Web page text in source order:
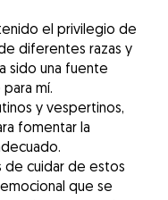
el privilegio de
diferentes razas y
sido una fuente
mí.
y vespertinos,
fomentar la
de cuidar de estos
que se